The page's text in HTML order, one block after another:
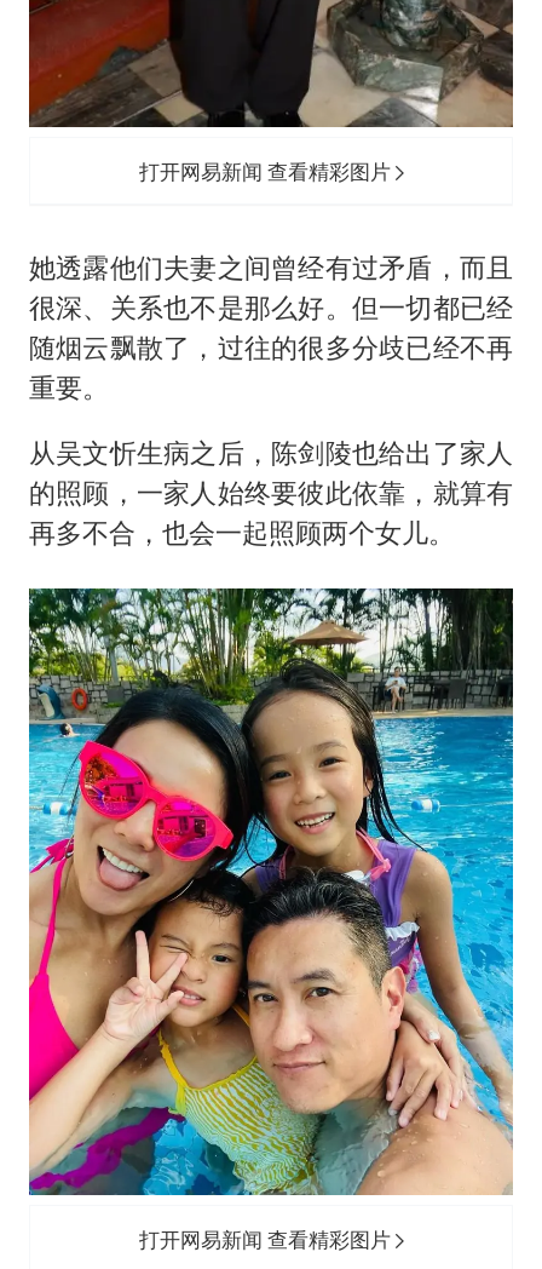
打开网易新闻 查看精彩图片
她透露他们夫妻之间曾经有过矛盾，而且
很深、关系也不是那么好。但一切都已经
随烟云飘散了，过往的很多分歧已经不再
重要。
从吴文忻生病之后，陈剑陵也给出了家人
的照顾，一家人始终要彼此依靠，就算有
再多不合，也会一起照顾两个女儿。
打开网易新闻 查看精彩图片